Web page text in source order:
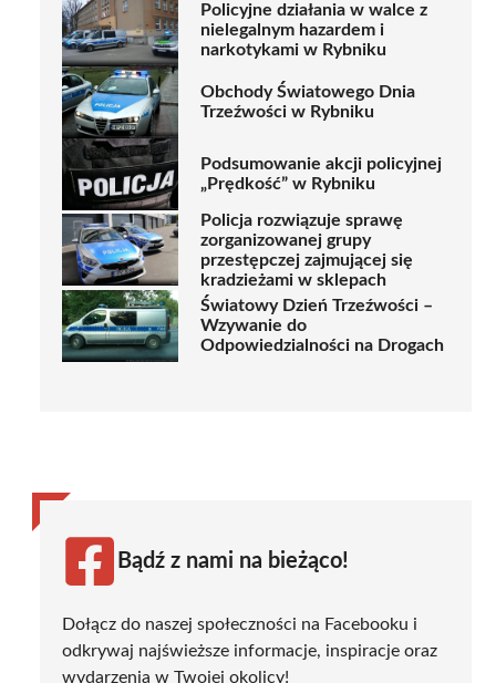
Policyjne działania w walce z
nielegalnym hazardem i
narkotykami w Rybniku
Obchody Światowego Dnia
Trzeźwości w Rybniku
Podsumowanie akcji policyjnej
„Prędkość” w Rybniku
Policja rozwiązuje sprawę
zorganizowanej grupy
przestępczej zajmującej się
kradzieżami w sklepach
Światowy Dzień Trzeźwości –
Wzywanie do
Odpowiedzialności na Drogach
Bądź z nami na bieżąco!
Dołącz do naszej społeczności na Facebooku i
odkrywaj najświeższe informacje, inspiracje oraz
wydarzenia w Twojej okolicy!